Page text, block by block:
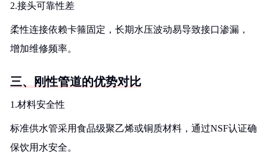
2.接头可靠性差
柔性连接依赖卡箍固定，长期水压波动易导致接口渗漏，
增加维修频率。
三、刚性管道的优势对比
1.材料安全性
标准供水管采用食品级聚乙烯或铜质材料，通过NSF认证确
保饮用水安全。